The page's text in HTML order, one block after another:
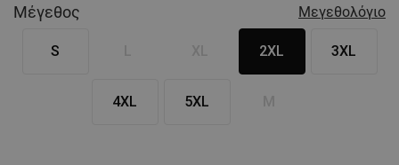
Μέγεθος Μεγεθολόγιο
S 2XL 3XL
4XL 5XL